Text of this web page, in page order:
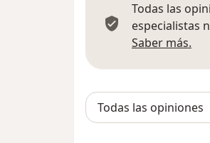
Todas las
especialistas
Saber más.